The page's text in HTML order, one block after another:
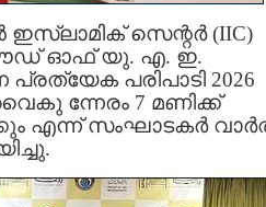
സെന്റർ (IIC)
ഓഫ് യു. എ. ഇ.
പരിപാടി 2026
ന്നേരം 7 മണിക്ക്
എന്ന് സംഘാടകർ